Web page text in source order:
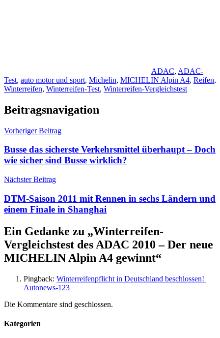
ADAC, ADAC-
Test, auto motor und sport, Michelin, MICHELIN Alpin A4, Reifen,
Winterreifen, Winterreifen-Test, Winterreifen-Vergleichstest
Beitragsnavigation
Vorheriger Beitrag
Busse das sicherste Verkehrsmittel überhaupt – Doch
wie sicher sind Busse wirklich?
Nächster Beitrag
DTM-Saison 2011 mit Rennen in sechs Ländern und
einem Finale in Shanghai
Ein Gedanke zu „Winterreifen-
Vergleichstest des ADAC 2010 – Der neue
MICHELIN Alpin A4 gewinnt“
Pingback: Winterreifenpflicht in Deutschland beschlossen! |
Autonews-123
Die Kommentare sind geschlossen.
Kategorien